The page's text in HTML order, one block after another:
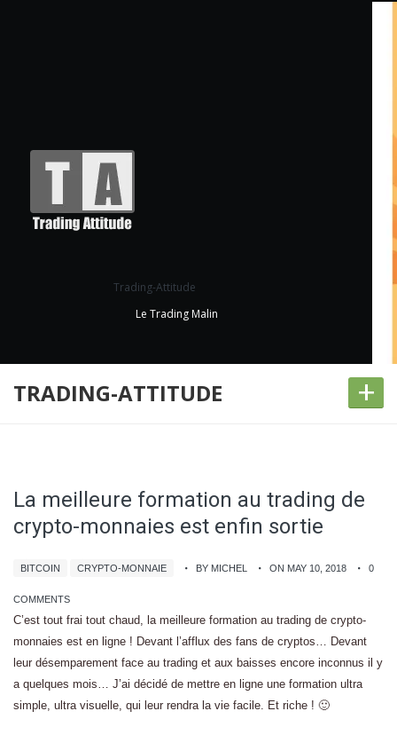
Trading-Attitude
Le Trading Malin
TRADING-ATTITUDE +
La meilleure formation au trading de
crypto-monnaies est enfin sortie
BITCOIN CRYPTO-MONNAIE BY MICHEL ON MAY 10, 2018 0
COMMENTS
C’est tout frai tout chaud, la meilleure formation au trading de crypto-
monnaies est en ligne ! Devant l’afflux des fans de cryptos… Devant
leur désemparement face au trading et aux baisses encore inconnus il y
a quelques mois… J’ai décidé de mettre en ligne une formation ultra
simple, ultra visuelle, qui leur rendra la vie facile. Et riche ! 🙂